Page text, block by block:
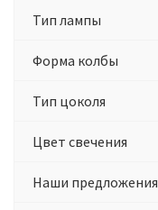
Тип лампы
Форма колбы
Тип цоколя
Цвет свечения
Наши предложения